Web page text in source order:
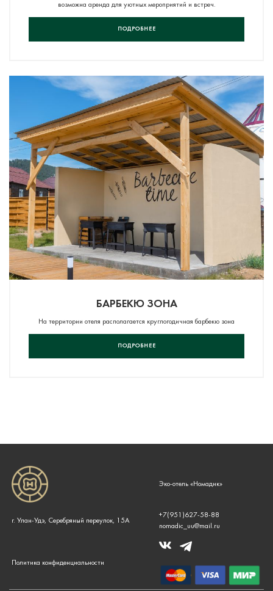
возможна аренда для уютных мероприятий и встреч.
ПОДРОБНЕЕ
БАРБЕКЮ ЗОНА
На территории отеля располагается круглогодичная барбекю зона
ПОДРОБНЕЕ
Эко-отель «Номадик»
г. Улан-Удэ, Серебряный переулок, 15А
+7(951)627-58-88
nomadic_uu@mail.ru
Политика конфиденциальности